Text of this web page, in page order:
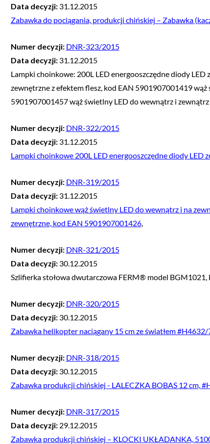
Data decyzji: 31.12.2015
Zabawka do pociągania, produkcji chińskiej – Zabawka
Numer decyzji: DNR-323/2015
Data decyzji: 31.12.2015
Lampki choinkowe: 200L LED energooszczędne diody
zewnętrzne z efektem flesz, kod EAN 5901907001419
5901907001457 wąż świetlny LED do wewnątrz i
Numer decyzji: DNR-322/2015
Data decyzji: 31.12.2015
Lampki choinkowe 200L LED energooszczędne diody
Numer decyzji: DNR-319/2015
Data decyzji: 31.12.2015
Lampki choinkowe wąż świetlny LED do wewnątrz i na
zewnętrzne, kod EAN 5901907001426,
Numer decyzji: DNR-321/2015
Data decyzji: 30.12.2015
Szlifierka stołowa dwutarczowa FERM® model
Numer decyzji: DNR-320/2015
Data decyzji: 30.12.2015
Zabawka helikopter naciągany 15 cm ze światłem
Numer decyzji: DNR-318/2015
Data decyzji: 30.12.2015
Zabawka produkcji chińskiej - LALECZKA BOBAS 12 cm,
Numer decyzji: DNR-317/2015
Data decyzji: 29.12.2015
Zabawka produkcji chińskiej – KLOCKI UKŁADANKA,